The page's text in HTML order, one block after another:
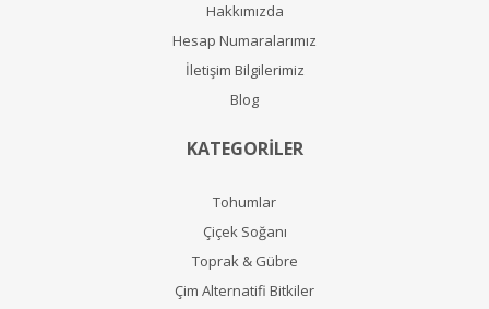
Hakkımızda
Hesap Numaralarımız
İletişim Bilgilerimiz
Blog
KATEGORİLER
Tohumlar
Çiçek Soğanı
Toprak & Gübre
Çim Alternatifi Bitkiler